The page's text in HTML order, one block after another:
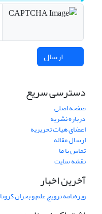
ارسال
دسترسی سریع
صفحه اصلی
درباره نشریه
اعضای هیات تحریریه
ارسال مقاله
تماس با ما
نقشه سایت
آخرین اخبار
ویژه‌نامه ترویج علم و بحران کرونا